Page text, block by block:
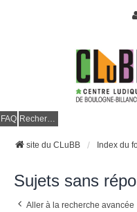
FAQ Rechercher
site du CLuBB Index du
Sujets sans
Aller à la recherche avancée